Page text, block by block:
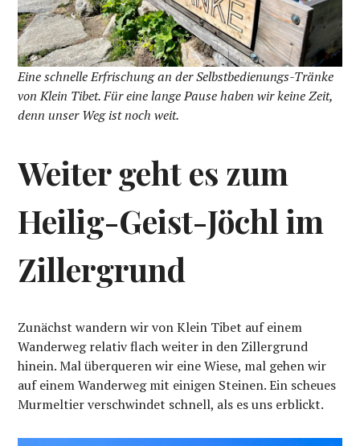
Eine schnelle Erfrischung an der Selbstbedienungs-Tränke
von Klein Tibet. Für eine lange Pause haben wir keine Zeit,
denn unser Weg ist noch weit.
Weiter geht es zum
Heilig-Geist-Jöchl im
Zillergrund
Zunächst wandern wir von Klein Tibet auf einem
Wanderweg relativ flach weiter in den Zillergrund
hinein. Mal überqueren wir eine Wiese, mal gehen wir
auf einem Wanderweg mit einigen Steinen. Ein scheues
Murmeltier verschwindet schnell, als es uns erblickt.